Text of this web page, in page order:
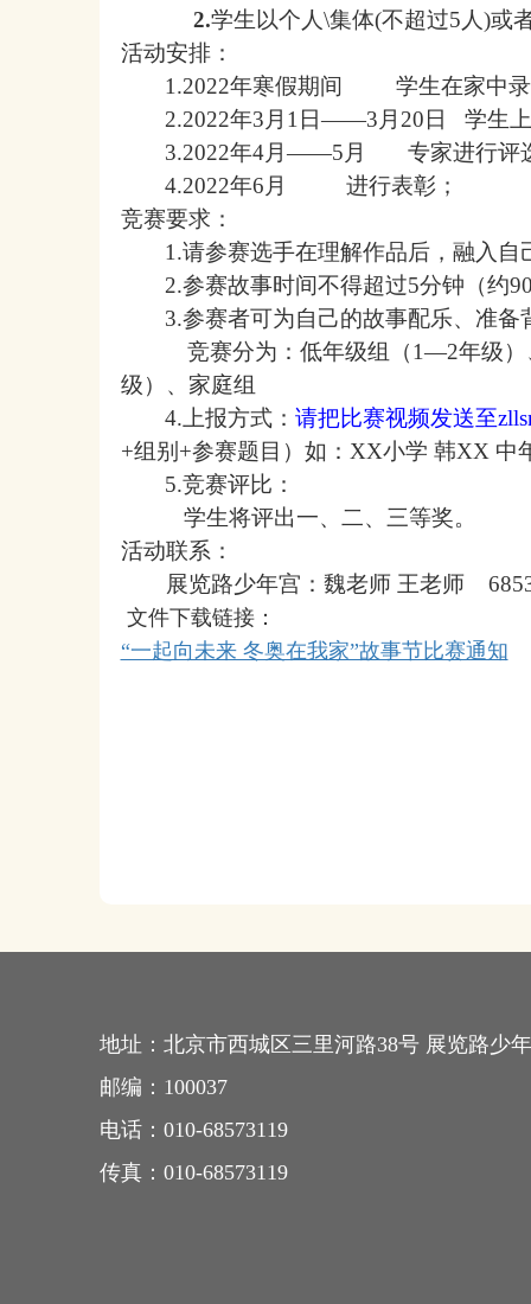
2.学生以个人\集体(不超过5人)或
活动安排：
1.2022年寒假期间
学生在家中
2.2022年3 月 1日——3月20日 学生
3.2022年4月——5月 专家进行评
4.2022年6 月 进行表彰；
竞赛要求：
1 .请参赛选手在理解作品后，融入自
2.参赛故事时间不得超过5分钟（约
3.参赛者可为自己的故事配乐、 准备
竞赛分为： 低年级组（1—2年级）
级）、家庭组
4.上报方式： 请把比赛视频发送至
+组别+参赛题目）如：XX小学 韩XX 中
5.竞赛评比：
学生将评出一、二、三等奖。
活动联系：
展览路少年宫：魏老师 王老师
文件下载链接：
“一起向未来 冬奥在我家”故事节比赛通知
地址： 北京市西城区三里河路38号 展览路少
邮编： 100037
电话： 010-68573119
传真： 010-68573119